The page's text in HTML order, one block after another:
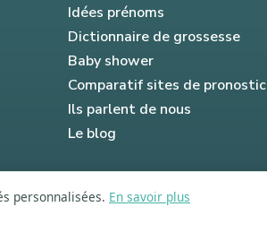
Idées prénoms
Dictionnaire de grossesse
Baby shower
Comparatif sites de pronostic
Ils parlent de nous
Le blog
personnalisées. En savoir plus